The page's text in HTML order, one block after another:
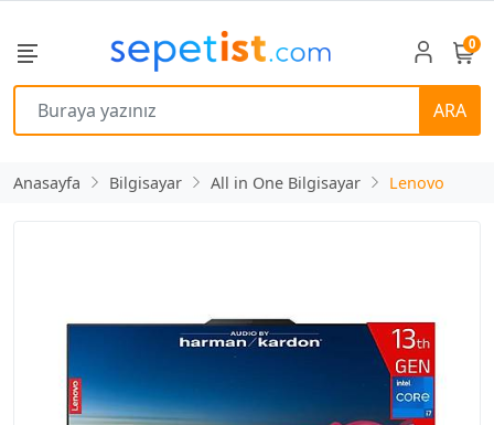
ARA
0
Anasayfa Bilgisayar All in One Bilgisayar Lenovo